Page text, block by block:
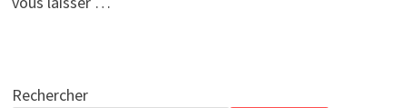
Rechercher